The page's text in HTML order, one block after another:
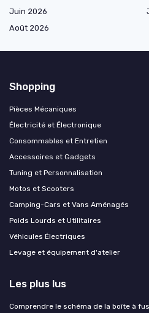
Juin 2026
Août 2026
Shopping
Pièces Mécaniques
Électricité et Électronique
Consommables et Entretien
Accessoires et Gadgets
Tuning et Personnalisation
Motos et Scooters
Camping-Cars et Vans Aménagés
Poids Lourds et Utilitaires
Véhicules Électriques
Levage et équipement d'atelier
Les plus lus
Comprendre le schéma de la boîte à